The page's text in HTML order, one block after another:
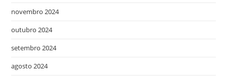
novembro 2024
outubro 2024
setembro 2024
agosto 2024